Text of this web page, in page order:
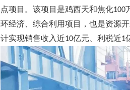
点项目。该项目是鸡西天和焦化100
环经济、综合利用项目，也是资源
计实现销售收入近10亿元、利税近1